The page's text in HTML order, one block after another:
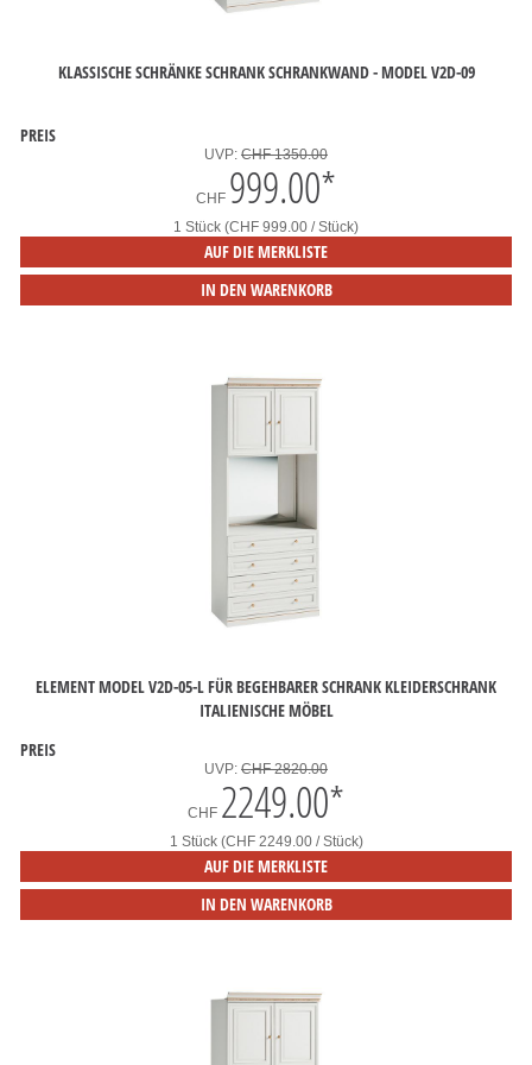
KLASSISCHE SCHRÄNKE SCHRANK SCHRANKWAND - MODEL V2D-09
PREIS
UVP: CHF 1350.00
CHF 999.00*
1 Stück (CHF 999.00 / Stück)
AUF DIE MERKLISTE
IN DEN WARENKORB
ELEMENT MODEL V2D-05-L FÜR BEGEHBARER SCHRANK KLEIDERSCHRANK
ITALIENISCHE MÖBEL
PREIS
UVP: CHF 2820.00
CHF 2249.00*
1 Stück (CHF 2249.00 / Stück)
AUF DIE MERKLISTE
IN DEN WARENKORB